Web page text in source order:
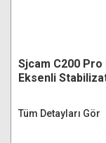
Sjcam C200
Eksenli
Tüm Detayları Gör